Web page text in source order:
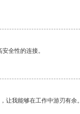
全性的连接。
让我能够在工作中游刃有余。